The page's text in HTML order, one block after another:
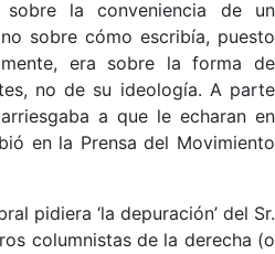
sobre la conveniencia de un
sobre cómo escribía, puesto
era sobre la forma de
no de su ideología. A parte
a que le echaran en
en la Prensa del Movimiento
pidiera ‘la depuración’ del Sr.
columnistas de la derecha (o